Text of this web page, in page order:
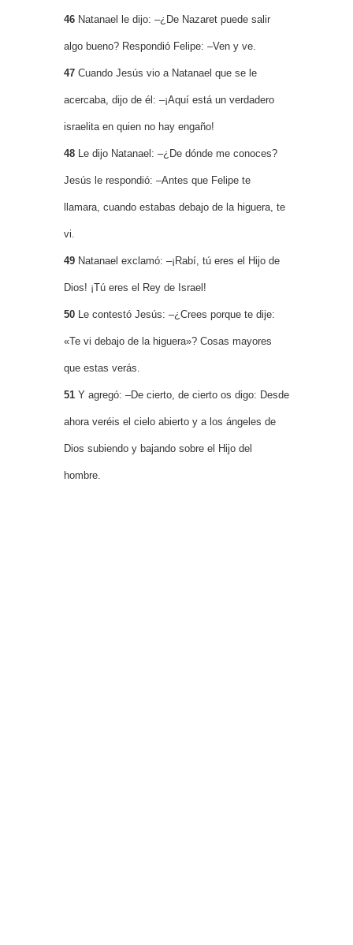
46 Natanael le dijo: –¿De Nazaret puede salir
algo bueno? Respondió Felipe: –Ven y ve.
47 Cuando Jesús vio a Natanael que se le
acercaba, dijo de él: –¡Aquí está un verdadero
israelita en quien no hay engaño!
48 Le dijo Natanael: –¿De dónde me conoces?
Jesús le respondió: –Antes que Felipe te
llamara, cuando estabas debajo de la higuera, te
vi.
49 Natanael exclamó: –¡Rabí, tú eres el Hijo de
Dios! ¡Tú eres el Rey de Israel!
50 Le contestó Jesús: –¿Crees porque te dije:
«Te vi debajo de la higuera»? Cosas mayores
que estas verás.
51 Y agregó: –De cierto, de cierto os digo: Desde
ahora veréis el cielo abierto y a los ángeles de
Dios subiendo y bajando sobre el Hijo del
hombre.